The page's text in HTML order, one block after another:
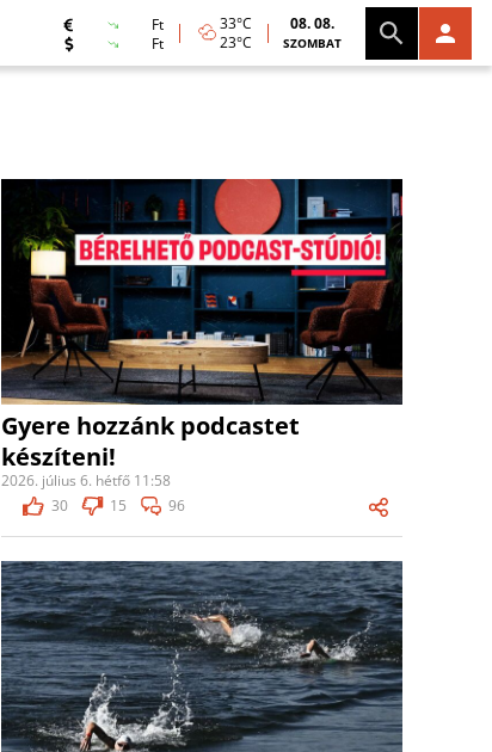
Ft
Ft
33°C
23°C
08. 08.
SZOMBAT
Gyere hozzánk podcastet
készíteni!
2026. július 6. hétfő 11:58
30
15 96